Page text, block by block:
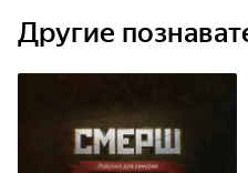
Другие